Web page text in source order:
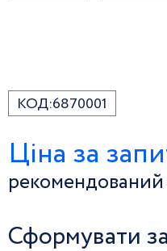
КОД:6870001
Ціна за
рекомендований
Сформувати